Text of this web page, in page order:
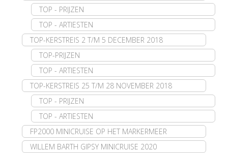
TOP - PRIJZEN
TOP - ARTIESTEN
TOP-KERSTREIS 2 T/M 5 DECEMBER 2018
TOP-PRIJZEN
TOP - ARTIESTEN
TOP-KERSTREIS 25 T/M 28 NOVEMBER 2018
TOP - PRIJZEN
TOP - ARTIESTEN
FP2000 MINICRUISE OP HET MARKERMEER
WILLEM BARTH GIPSY MINICRUISE 2020